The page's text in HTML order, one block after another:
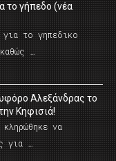
το γήπεδο (νέα
το γηπεδικο
…
Αλεξάνδρας το
Κηφισιά!
να
για …